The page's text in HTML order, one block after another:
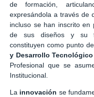
de formación,
expresándola a través de
incluso se han inscrito en
de sus diseños y su
constituyen como punto
y Desarrollo Tecnológico
Profesional que se
Institucional.
La innovación se